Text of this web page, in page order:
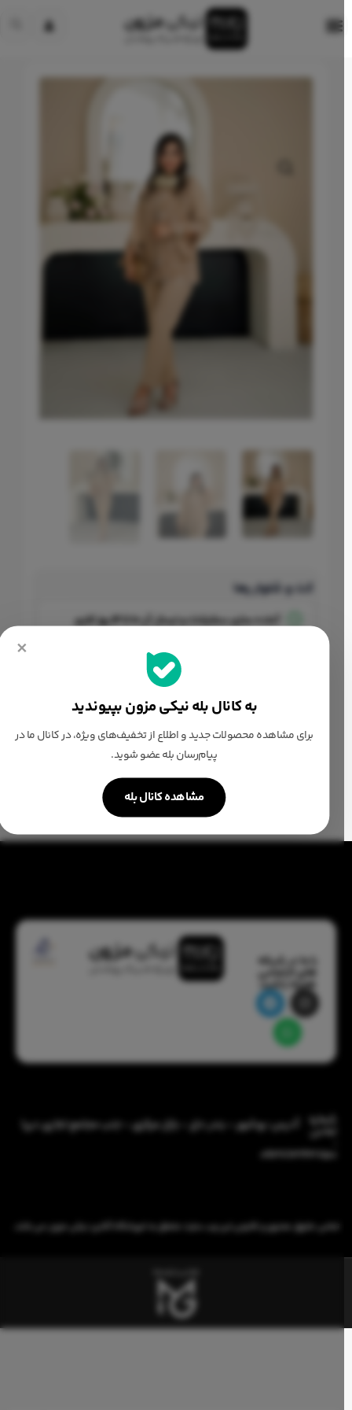
کت و شلوار رها
آماده سازی سفارشات و ارسال آن10 تا 14 روز کاری
جنس کرپ
تورمروارید دوزی شده
کیفیت فوق العاده بالا
با ما در شبکه
های اجتماعی
همراه باشید:
شماره
09386343850
آدرس: بوشهر - بندر دیّر - بازار مرکزی - جنب مجتمع تجاری دریا
تمامی حقوق معنوی و قانونی این وب سایت متعلق به فروشگاه آنلاین نیکی مزون می باشد.
×
به کانال بله نیکی مزون بپیوندید
برای مشاهده محصولات جدید و اطلاع از تخفیف‌های ویژه، در کانال ما در
پیام‌رسان بله عضو شوید.
مشاهده کانال بله